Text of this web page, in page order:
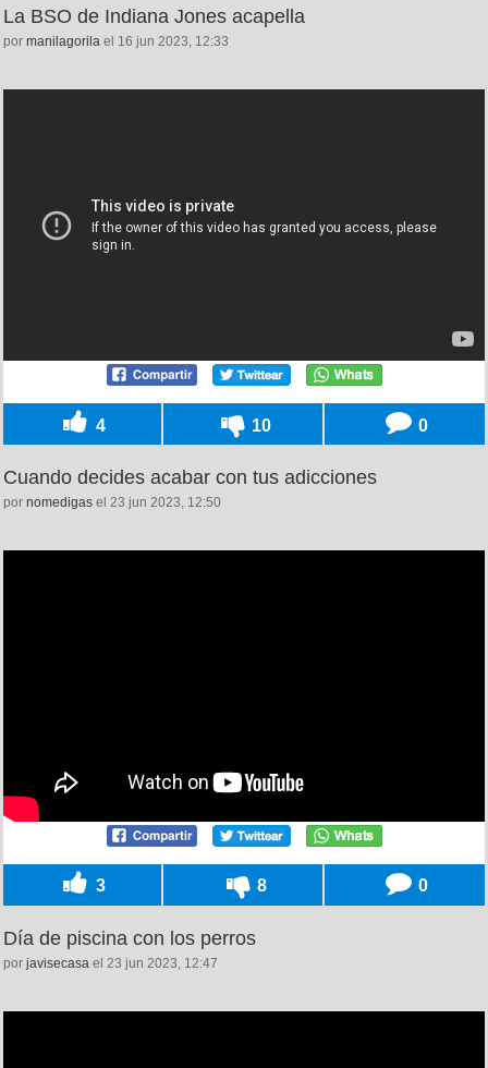
La BSO de Indiana Jones acapella
por manilagorila el 16 jun 2023, 12:33
4 10 0
Cuando decides acabar con tus adicciones
por nomedigas el 23 jun 2023, 12:50
3 8 0
Día de piscina con los perros
por javisecasa el 23 jun 2023, 12:47